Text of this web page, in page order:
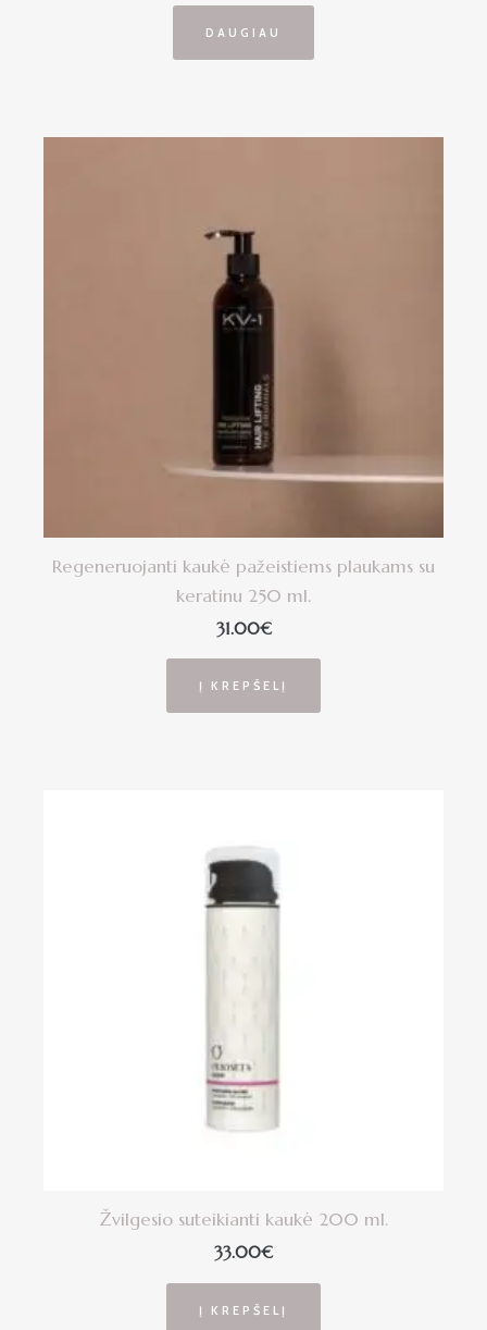
DAUGIAU
Regeneruojanti kaukė pažeistiems plaukams su
keratinu 250 ml.
31.00€
Į KREPŠELĮ
Žvilgesio suteikianti kaukė 200 ml.
33.00€
Į KREPŠELĮ